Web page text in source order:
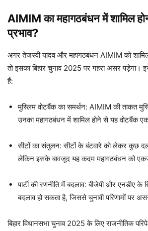
AIMIM का महागठबंधन में शामिल
प्रभाव?
अगर तेजस्वी यादव और महागठबंधन AIMIM को
तो इसका बिहार चुनाव 2025 पर गहरा असर
हैं:
मुस्लिम वोटबैंक का समर्थन: AIMIM की ताकत
उनका महागठबंधन में शामिल होने से यह वोटबैंक
सीटों का संतुलन: सीटों के बंटवारे को लेकर कुछ
लेकिन इसके बावजूद यह कदम महागठबंधन को
पार्टी की रणनीति में बदलाव: बीजेपी और एनडीए के
बदलाव हो सकता है, जिससे चुनावी परिणामों पर
बिहार विधानसभा चुनाव 2025 के लिए राजनीतिक